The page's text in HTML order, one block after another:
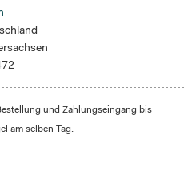
und Zahlungseingang bis
am selben Tag.